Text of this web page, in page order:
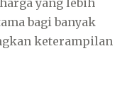
yang lebih
bagi banyak
keterampilan